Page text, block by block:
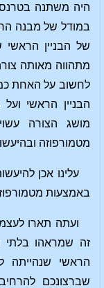
היה משתנה
במודל של מבנה
של הבניין
מתהווה מאותה
לחשוב על האחת
הבניין הראשי
מושג הצורה
מטמורפוזה
עלינו אכן
באמצעות
ועתה תארו
זה שמראהו בלתי
הראשי שנהייתה
שברצונכם